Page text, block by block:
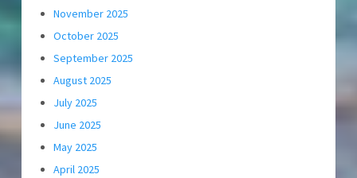
November 2025
October 2025
September 2025
August 2025
July 2025
June 2025
May 2025
April 2025